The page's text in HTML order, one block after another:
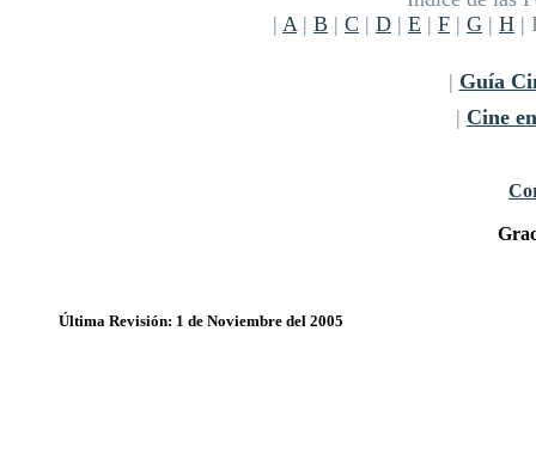
| A| B | C | D | E | F | G | H |
| Guía
| Cine
Última Revisión: 1 de Noviembre del 2005